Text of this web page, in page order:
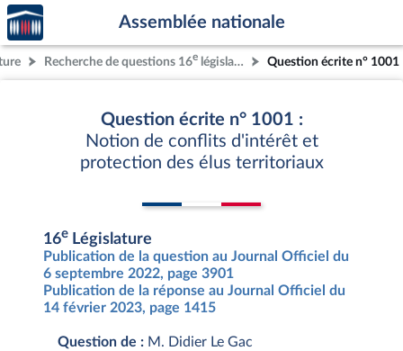
Aller au contenu
Aller en bas de la page
Accèder
à la
page
d'accueil
Assemblée nationale
Recherche de questions 16e législature Question écrite n° 1001
Question écrite n° 1001 :
Notion de conflits d'intérêt et
protection des élus territoriaux
16e Législature
Publication de la question au Journal Officiel du
6 septembre 2022, page 3901
Publication de la réponse au Journal Officiel du
14 février 2023, page 1415
Question de : M. Didier Le Gac